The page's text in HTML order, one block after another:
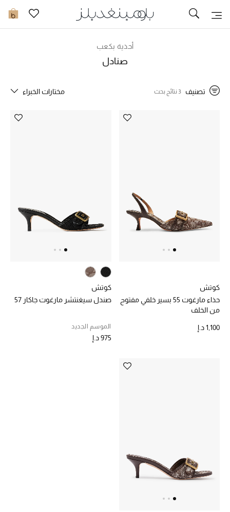
0 تخفيضات
مزيد من التخفيضات
مستلزمات المنزل
أحذية بكعب
صنادل
تصنيف 3 نتائج بحث مختارات الخبراء
كوتش
حذاء مارغوت 55 بسير خلفي مفتوح
من الخلف
1,100 د.إ
كوتش
صندل سيغنتشر مارغوت جاكار 57
الموسم الجديد
975 د.إ